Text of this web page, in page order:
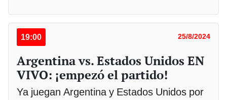
19:00 25/8/2024
Argentina vs. Estados Unidos EN
VIVO: ¡empezó el partido!
Ya juegan Argentina y Estados Unidos por